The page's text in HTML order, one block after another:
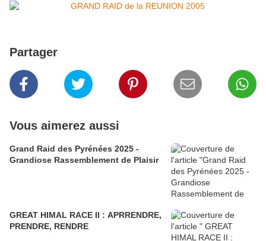
Partager
Vous aimerez aussi
Grand Raid des Pyrénées 2025 -
Grandiose Rassemblement de Plaisir
GREAT HIMAL RACE II : APRRENDRE,
PRENDRE, RENDRE